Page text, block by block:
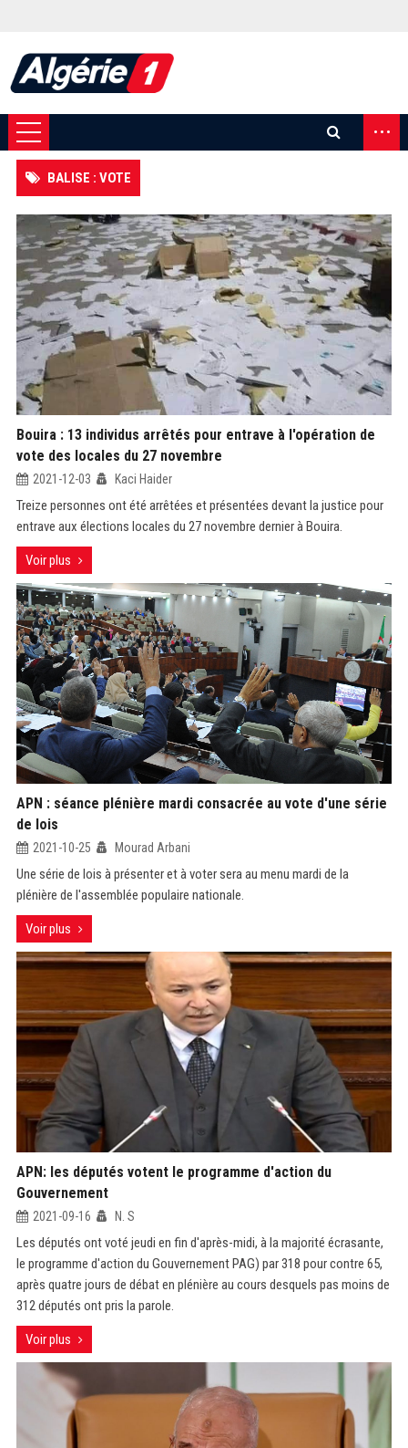
...
BALISE : VOTE
Bouira : 13 individus arrêtés pour entrave à l'opération de
vote des locales du 27 novembre
2021-12-03 Kaci Haider
Treize personnes ont été arrêtées et présentées devant la justice pour
entrave aux élections locales du 27 novembre dernier à Bouira.
Voir plus
APN : séance plénière mardi consacrée au vote d'une série
de lois
2021-10-25 Mourad Arbani
Une série de lois à présenter et à voter sera au menu mardi de la
plénière de l'assemblée populaire nationale.
Voir plus
APN: les députés votent le programme d'action du
Gouvernement
2021-09-16 N. S
Les députés ont voté jeudi en fin d'après-midi, à la majorité écrasante,
le programme d'action du Gouvernement PAG) par 318 pour contre 65,
après quatre jours de débat en plénière au cours desquels pas moins de
312 députés ont pris la parole.
Voir plus